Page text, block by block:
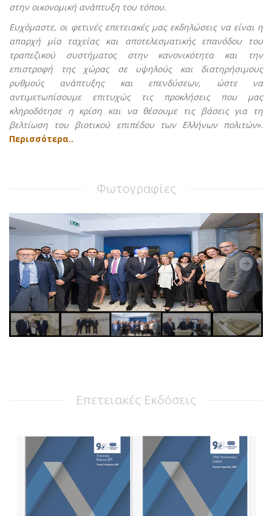
στην οικονομική ανάπτυξη του τόπου.
Ευχόμαστε, οι φετινές επετειακές μας εκδηλώσεις να είναι η
απαρχή μία ταχείας και αποτελεσματικής επανόδου του
τραπεζικού συστήματος στην κανονικότητα και την
επιστροφή της χώρας σε υψηλούς και διατηρήσιμους
ρυθμούς ανάπτυξης και επενδύσεων, ώστε να
αντιμετωπίσουμε επιτυχώς τις προκλήσεις που μας
κληροδότησε η κρίση και να θέσουμε τις βάσεις για τη
βελτίωση του βιοτικού επιπέδου των Ελλήνων πολιτών».
Περισσότερα..
Φωτογραφίες
Επετειακές Εκδόσεις